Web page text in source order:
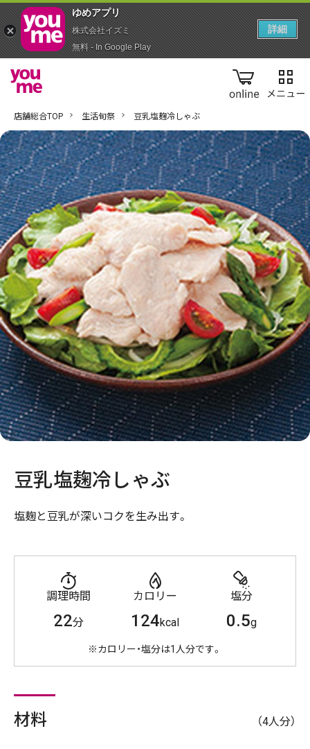
online
店舗総合TOP 生活旬祭 豆乳塩麹冷しゃぶ
豆乳塩麹冷しゃぶ
塩麹と豆乳が深いコクを生み出す。
調理時間
22分
カロリー
124kcal
塩分
0.5g
※カロリー・塩分は1人分です。
材料 （4人分）
ゆめアプ‪リ‬
株式会社イズミ
無料 - In Google Play
詳細